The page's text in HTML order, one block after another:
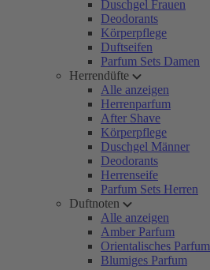
Duschgel Frauen
Deodorants
Körperpflege
Duftseifen
Parfum Sets Damen
Herrendüfte
Alle anzeigen
Herrenparfum
After Shave
Körperpflege
Duschgel Männer
Deodorants
Herrenseife
Parfum Sets Herren
Duftnoten
Alle anzeigen
Amber Parfum
Orientalisches Parfum
Blumiges Parfum